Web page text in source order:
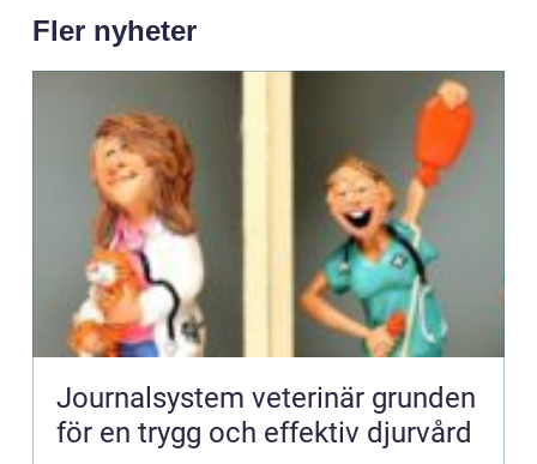
Fler nyheter
Journalsystem veterinär grunden
för en trygg och effektiv djurvård